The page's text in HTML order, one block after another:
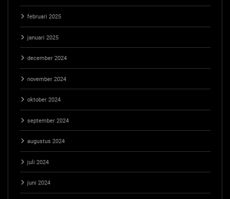
februari 2025
januari 2025
december 2024
november 2024
oktober 2024
september 2024
augustus 2024
juli 2024
juni 2024